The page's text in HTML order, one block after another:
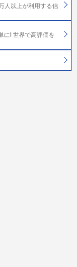
人以上が利用する信
に! 世界で高評価を